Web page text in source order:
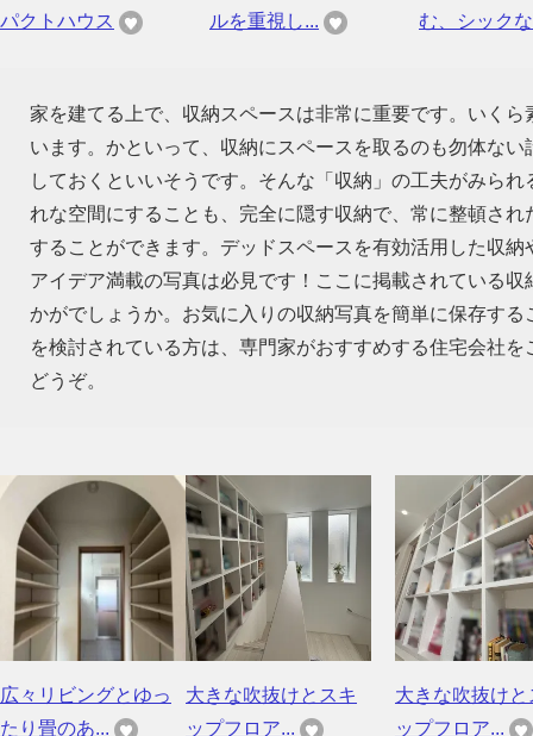
パクトハウス
ルを重視し...
む、シック
家を建てる上で、収納スペースは非常に重要です。いく
います。かといって、収納にスペースを取るのも勿体な
しておくといいそうです。そんな「収納」の工夫がみら
れな空間にすることも、完全に隠す収納で、常に整頓さ
することができます。デッドスペースを有効活用した収
アイデア満載の写真は必見です！ここに掲載されている
かがでしょうか。お気に入りの収納写真を簡単に保存す
を検討されている方は、専門家がおすすめする住宅会社
どうぞ。
広々リビングとゆっ
たり畳のあ...
大きな吹抜けとスキ
ップフロア...
大きな吹抜けと
ップフロア...